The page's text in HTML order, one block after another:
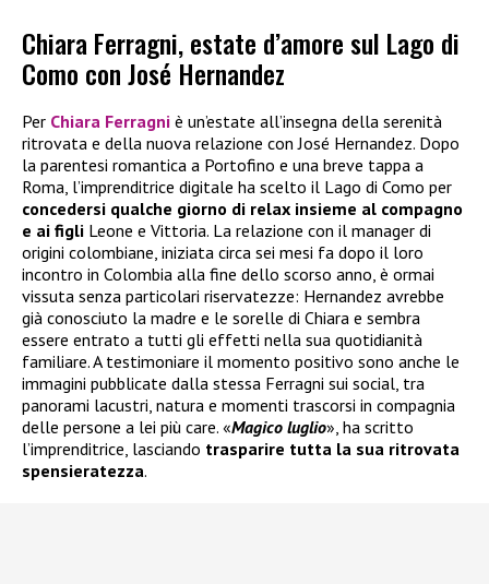
Chiara Ferragni, estate d’amore sul Lago di
Como con José Hernandez
Per Chiara Ferragni è un’estate all’insegna della serenità
ritrovata e della nuova relazione con José Hernandez. Dopo
la parentesi romantica a Portofino e una breve tappa a
Roma, l’imprenditrice digitale ha scelto il Lago di Como per
concedersi qualche giorno di relax insieme al compagno
e ai figli Leone e Vittoria. La relazione con il manager di
origini colombiane, iniziata circa sei mesi fa dopo il loro
incontro in Colombia alla fine dello scorso anno, è ormai
vissuta senza particolari riservatezze: Hernandez avrebbe
già conosciuto la madre e le sorelle di Chiara e sembra
essere entrato a tutti gli effetti nella sua quotidianità
familiare. A testimoniare il momento positivo sono anche le
immagini pubblicate dalla stessa Ferragni sui social, tra
panorami lacustri, natura e momenti trascorsi in compagnia
delle persone a lei più care. «Magico luglio», ha scritto
l’imprenditrice, lasciando trasparire tutta la sua ritrovata
spensieratezza.